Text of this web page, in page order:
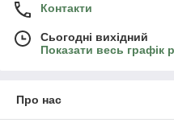
Контакти
Сьогодні вихідний
Показати весь графік
Про нас